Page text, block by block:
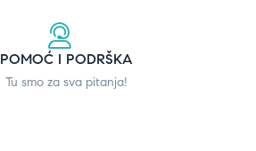
POMOĆ I PODRŠKA
Tu smo za sva pitanja!